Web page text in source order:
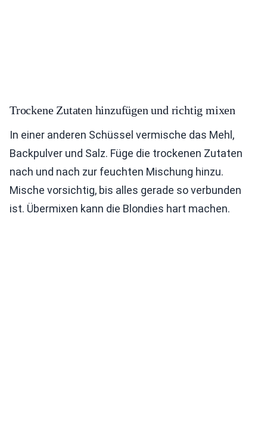
Trockene Zutaten hinzufügen und richtig mixen
In einer anderen Schüssel vermische das Mehl,
Backpulver und Salz. Füge die trockenen Zutaten
nach und nach zur feuchten Mischung hinzu.
Mische vorsichtig, bis alles gerade so verbunden
ist. Übermixen kann die Blondies hart machen.